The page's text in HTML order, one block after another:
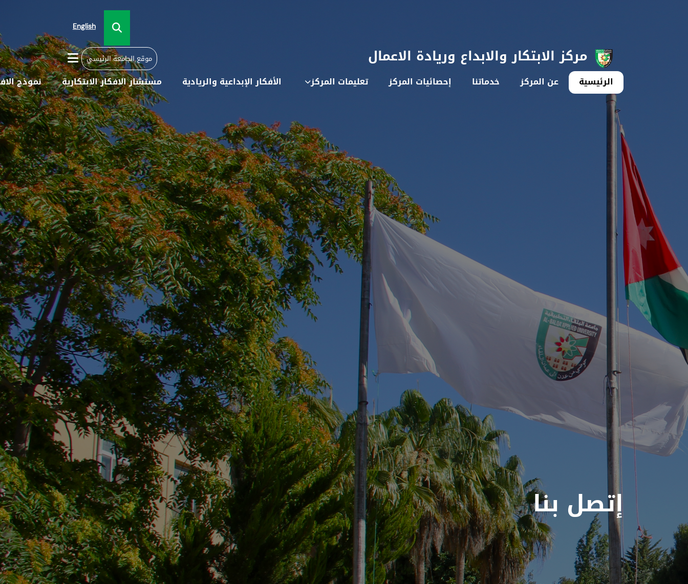
English
مركز الابتكار والابداع وريادة الاعمال موقع الجامعة الرئيسي
الرئيسية عن المركز خدماتنا إحصائيات المركز تعليمات المركز الأفكار الإبداعية والريادية مستشار الافكار الابتكارية نموذج
إتصل بنا